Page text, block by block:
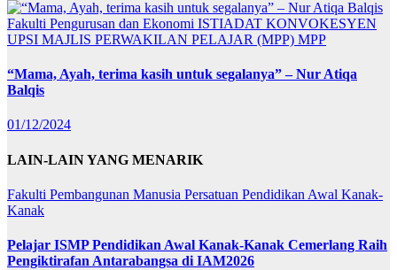
Fakulti Pengurusan dan Ekonomi ISTIADAT KONVOKESYEN
UPSI MAJLIS PERWAKILAN PELAJAR (MPP) MPP
“Mama, Ayah, terima kasih untuk segalanya” – Nur Atiqa
Balqis
01/12/2024
LAIN-LAIN YANG MENARIK
Fakulti Pembangunan Manusia Persatuan Pendidikan Awal Kanak-
Kanak
Pelajar ISMP Pendidikan Awal Kanak-Kanak Cemerlang Raih
Pengiktirafan Antarabangsa di IAM2026